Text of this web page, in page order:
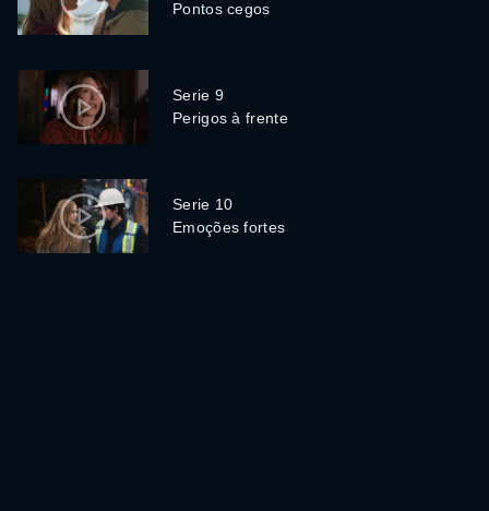
Pontos cegos
Serie 9
Perigos à frente
Serie 10
Emoções fortes